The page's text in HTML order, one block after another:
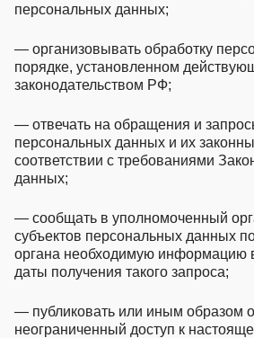
персональных данных;
— организовывать обработку
порядке, установленном
законодательством РФ;
— отвечать на обращения и
персональных данных и их
соответствии с требованиями
данных;
— сообщать в уполномоченный
субъектов персональных данных
органа необходимую информацию
даты получения такого запроса;
— публиковать или иным образом
неограниченный доступ к